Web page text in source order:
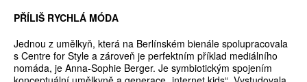
PŘÍLIŠ RYCHLÁ MÓDA
Jednou z umělkyň, která na Berlínském bienále spolupracovala
s Centre for Style a zároveň je perfektním příklad mediálního
nomáda, je Anna-Sophie Berger. Je symbiotickým spojením